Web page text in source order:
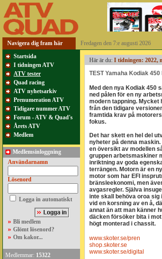
Navigera dig fram här Fredagen den 7:e augusti 2026
Startsida
I tidningen ATV
ATV tester
Quad racing
ATV nyhetsarkiv
Prenumeration ATV
Tidigare nummer ATV
Forum - ATV & Quad's
Årets ATV
Medlem
Medlemsinloggning
Användarnamn
Lösenord
Logga in automatiskt
» Bli medlem
» Glömt lösenord?
» Om kakor...
Medlemmar: 15322
Här är du: I tidningen: 2022,
TEST Yamaha Kodiak 450
Med den nya Kodiak 450
ned pålen för en ny
modern tappning. Mycket
från den tidigare
framtida krav på
fokus.
Det har skett en hel del
nyheter på denna
en översikt av modellen
gruppen arbetsmaskiner
inriktning av goda
terrängen. Motorn är en
motor som har EFI
bränsleekonomi, men
avgasregler. Själva
inte skall behöva oroa
vid en korsning av en å,
annat än att man känner
däcken försöker bita i
högt monterad i chassit.
www.skoter.se/pren
shop.skoter.se
www.skoter.se/digital